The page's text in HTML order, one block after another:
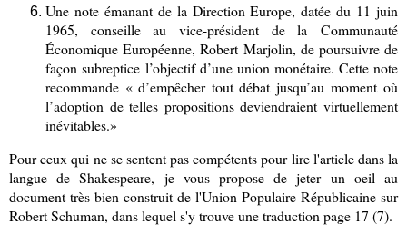
Une note émanant de la Direction Europe, datée du 11 juin
1965, conseille au vice-président de la Communauté
Économique Européenne, Robert Marjolin, de poursuivre de
façon subreptice l’objectif d’une union monétaire. Cette note
recommande « d’empêcher tout débat jusqu’au moment où
l’adoption de telles propositions deviendraient virtuellement
inévitables.»
Pour ceux qui ne se sentent pas compétents pour lire l'article dans la
langue de Shakespeare, je vous propose de jeter un oeil au
document très bien construit de l'Union Populaire Républicaine sur
Robert Schuman, dans lequel s'y trouve une traduction page 17 (7).